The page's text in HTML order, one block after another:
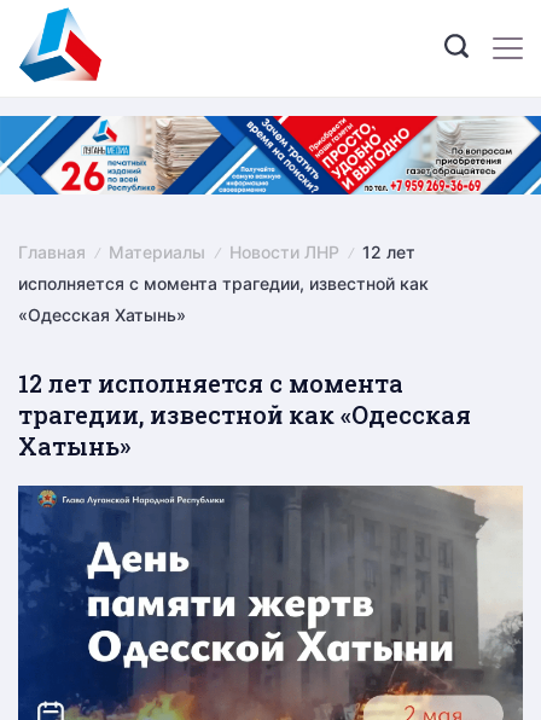
content
Главная Материалы Новости ЛНР
12 лет
исполняется с момента трагедии, известной как
«Одесская Хатынь»
12 лет исполняется с момента
трагедии, известной как «Одесская
Хатынь»